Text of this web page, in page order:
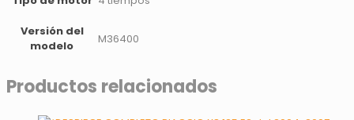
Versión del
modelo
M36400
Productos relacionados